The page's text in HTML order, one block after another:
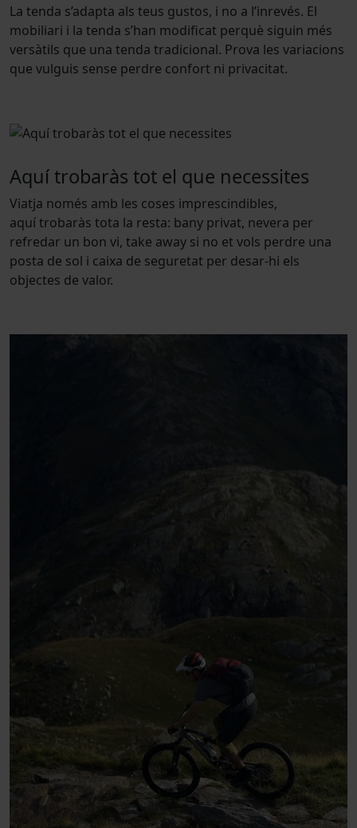
La tenda s’adapta als teus gustos, i no a l’inrevés. El
mobiliari i la tenda s’han modificat perquè siguin més
versàtils que una tenda tradicional. Prova les variacions
que vulguis sense perdre confort ni privacitat.
Aquí trobaràs tot el que necessites
Viatja només amb les coses imprescindibles,
aquí trobaràs tota la resta: bany privat, nevera per
refredar un bon vi, take away si no et vols perdre una
posta de sol i caixa de seguretat per desar-hi els
objectes de valor.